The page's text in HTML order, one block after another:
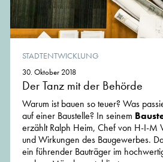
STADTENTWICKLUNG
30. Oktober 2018
Der Tanz mit der Behörde
Warum ist bauen so teuer? Was
auf einer Baustelle? In seinem
erzählt Ralph Heim, Chef von H-I-M
und Wirkungen des Baugewerbes.
ein führender Bauträger im